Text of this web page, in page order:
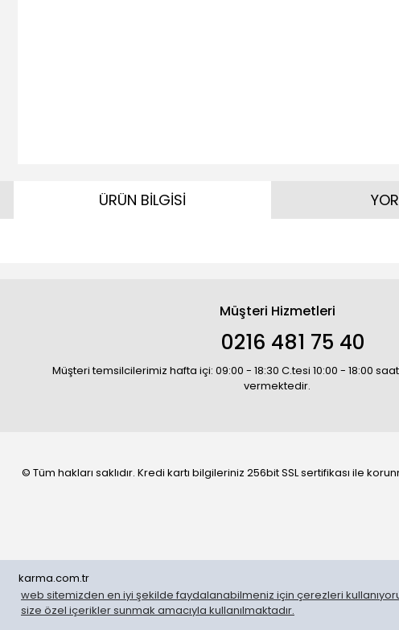
karma.com.tr
web sitemizden en iyi şekilde faydalanabilmeniz için çerezleri
size özel içerikler sunmak amacıyla kullanılmaktadır.
WhatsApp Sipariş
ÜRÜN BİLGİSİ
Müşteri Hizmetleri
0216 481 75 40
Müşteri temsilcilerimiz hafta içi: 09:00 - 18:30 C.tesi 10:00 - 18:00
vermektedir.
© Tüm hakları saklıdır. Kredi kartı bilgileriniz 256bit SSL sertifikası ile